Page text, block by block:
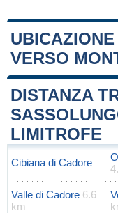
VERSO
+
−
DISTANZA
LIMITROFE
Cibiana di Cadore
Valle di Cadore 6.6
km